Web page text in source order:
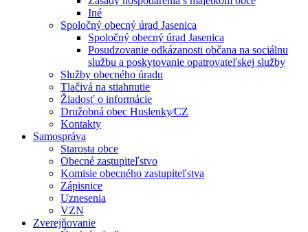
Iné
Spoločný obecný úrad Jasenica
Spoločný obecný úrad Jasenica
Posudzovanie odkázanosti občana na sociálnu
službu a poskytovanie opatrovateľskej služby
Služby obecného úradu
Tlačivá na stiahnutie
Žiadosť o informácie
Družobná obec Huslenky⁄CZ
Kontakty
Samospráva
Starosta obce
Obecné zastupiteľstvo
Komisie obecného zastupiteľstva
Zápisnice
Uznesenia
VZN
Zverejňovanie